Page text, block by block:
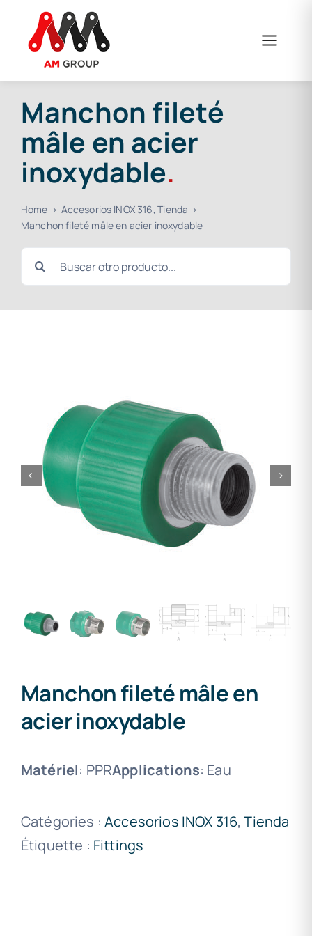
content
Manchon fileté
mâle en acier
inoxydable.
Home Accesorios INOX 316 Tienda
Manchon fileté mâle en acier inoxydable
Search
for:
Manchon fileté mâle en
acier inoxydable
Matériel: PPRApplications: Eau
Catégories :Accesorios INOX 316,Tienda
Étiquette : Fittings